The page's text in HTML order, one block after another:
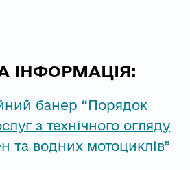
ІНФОРМАЦІЯ:
банер “Порядок
з технічного огляду
та водних мотоциклів”